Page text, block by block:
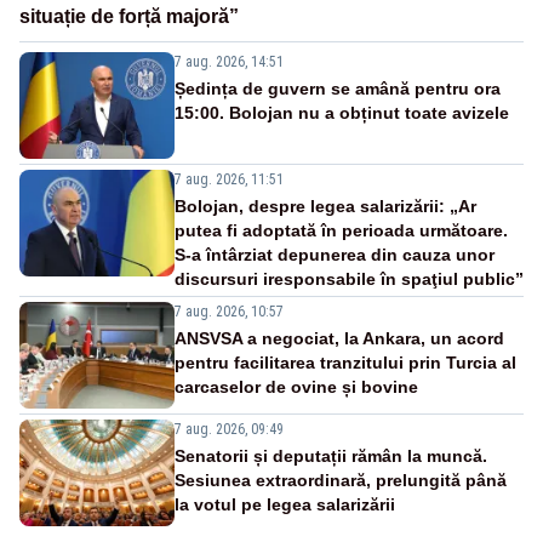
situație de forță majoră”
7 aug. 2026, 14:51
Ședința de guvern se amână pentru ora
15:00. Bolojan nu a obținut toate avizele
7 aug. 2026, 11:51
Bolojan, despre legea salarizării: „Ar
putea fi adoptată în perioada următoare.
S-a întârziat depunerea din cauza unor
discursuri iresponsabile în spaţiul public”
7 aug. 2026, 10:57
ANSVSA a negociat, la Ankara, un acord
pentru facilitarea tranzitului prin Turcia al
carcaselor de ovine și bovine
7 aug. 2026, 09:49
Senatorii și deputații rămân la muncă.
Sesiunea extraordinară, prelungită până
la votul pe legea salarizării